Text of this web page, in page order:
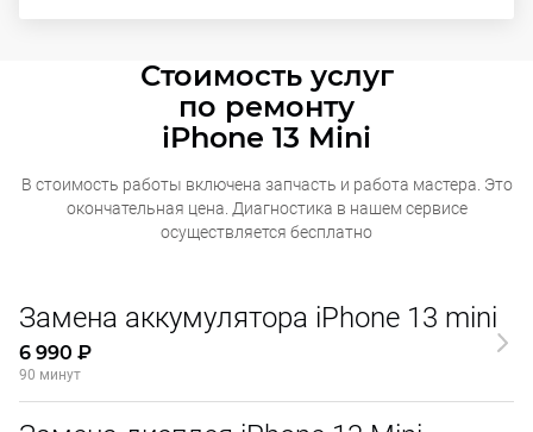
Стоимость услуг
по ремонту
iPhone 13 Mini
В стоимость работы включена запчасть и работа мастера. Это
окончательная цена. Диагностика в нашем сервисе
осуществляется бесплатно
Замена аккумулятора iPhone 13 mini
6 990 ₽
90 минут